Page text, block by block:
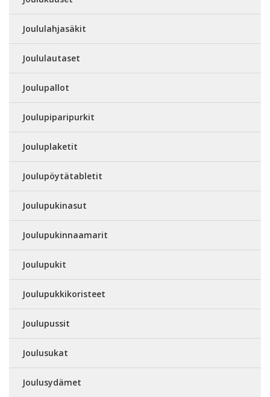
Joululahjasäkit
Joululautaset
Joulupallot
Joulupiparipurkit
Jouluplaketit
Joulupöytätabletit
Joulupukinasut
Joulupukinnaamarit
Joulupukit
Joulupukkikoristeet
Joulupussit
Joulusukat
Joulusydämet